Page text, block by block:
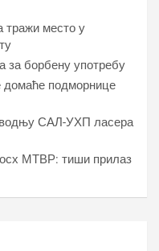
тражи место у
борбену употребу
домаће подморнице
САЛ-УХП ласера
МТВР: тиши прилаз